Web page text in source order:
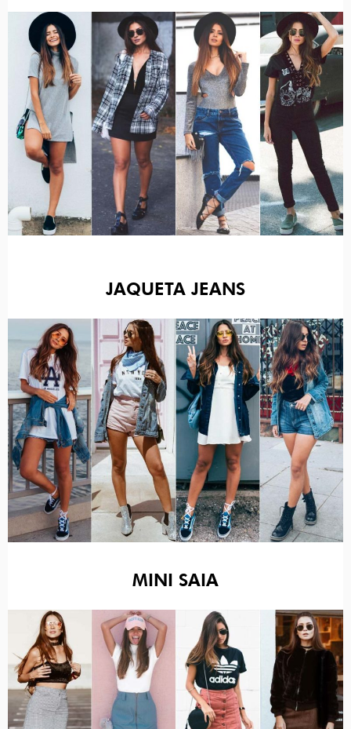
JAQUETA JEANS
MINI SAIA